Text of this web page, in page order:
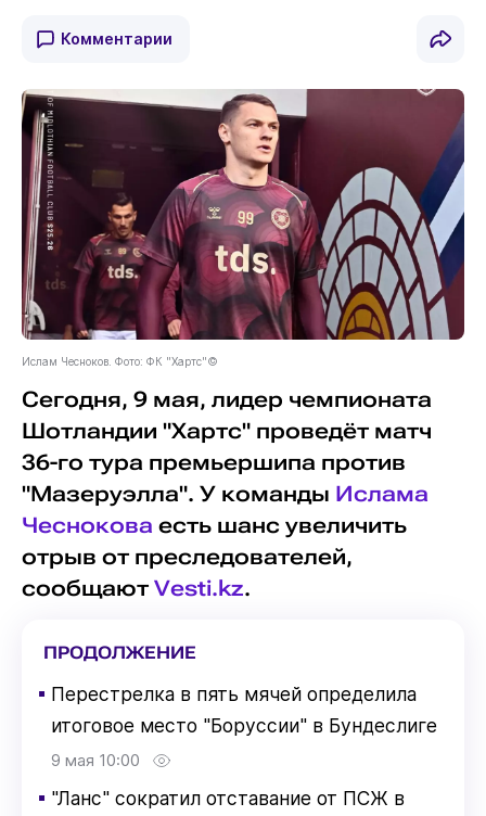
Комментарии
Ислам Чесноков. Фото: ФК "Хартс"©
Сегодня, 9 мая, лидер чемпионата
Шотландии "Хартс" проведёт матч
36-го тура премьершипа против
"Мазеруэлла". У команды Ислама
Чеснокова есть шанс увеличить
отрыв от преследователей,
сообщают Vesti.kz.
ПРОДОЛЖЕНИЕ
▪ Перестрелка в пять мячей определила
итоговое место "Боруссии" в Бундеслиге
9 мая 10:00
▪ "Ланс" сократил отставание от ПСЖ в